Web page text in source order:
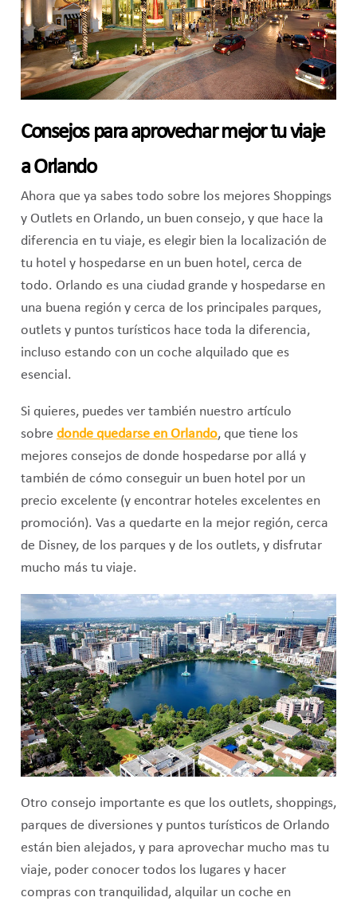
Consejos para aprovechar mejor tu viaje
a Orlando
Ahora que ya sabes todo sobre los mejores Shoppings
y Outlets en Orlando, un buen consejo, y que hace la
diferencia en tu viaje, es elegir bien la localización de
tu hotel y hospedarse en un buen hotel, cerca de
todo. Orlando es una ciudad grande y hospedarse en
una buena región y cerca de los principales parques,
outlets y puntos turísticos hace toda la diferencia,
incluso estando con un coche alquilado que es
esencial.
Si quieres, puedes ver también nuestro artículo
sobre donde quedarse en Orlando, que tiene los
mejores consejos de donde hospedarse por allá y
también de cómo conseguir un buen hotel por un
precio excelente (y encontrar hoteles excelentes en
promoción). Vas a quedarte en la mejor región, cerca
de Disney, de los parques y de los outlets, y disfrutar
mucho más tu viaje.
Otro consejo importante es que los outlets, shoppings,
parques de diversiones y puntos turísticos de Orlando
están bien alejados, y para aprovechar mucho mas tu
viaje, poder conocer todos los lugares y hacer
compras con tranquilidad, alquilar un coche en